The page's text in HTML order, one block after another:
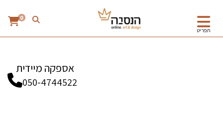
תפריט
0
אספקה מיידית
050-4744522